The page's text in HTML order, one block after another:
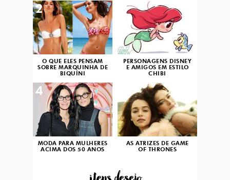
O QUE ELES PENSAM
SOBRE MARQUINHA DE
BIQUÍNI
2
PERSONAGENS DISNEY
E AMIGOS EM ESTILO
CHIBI
3
MODA PARA MULHERES
ACIMA DOS 50 ANOS
4
AS ATRIZES DE GAME
OF THRONES